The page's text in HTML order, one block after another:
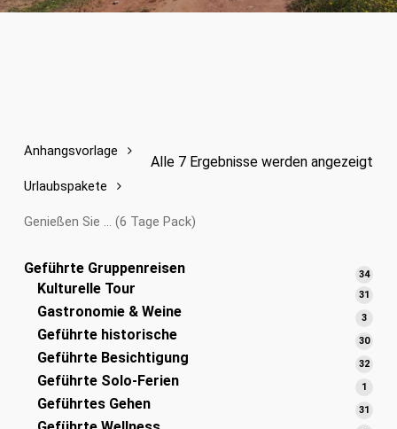
Alle 7 Ergebnisse werden angezeigt
Anhangsvorlage
Urlaubspakete
Genießen Sie ... (6 Tage Pack)
Geführte Gruppenreisen 3434
Kulturelle Tour 31
Gastronomie & Weine 33
Geführte historische 3030
Geführte Besichtigung 3232
Geführte Solo-Ferien 1
Geführtes Gehen 31